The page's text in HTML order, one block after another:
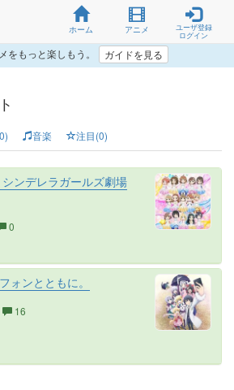
ホーム アニメ
ユーザ登録
ログイン
をもっと楽しもう。 ガイドを見る
音楽 注目(0)
ンデレラガールズ劇場
0
ォンとともに。
16